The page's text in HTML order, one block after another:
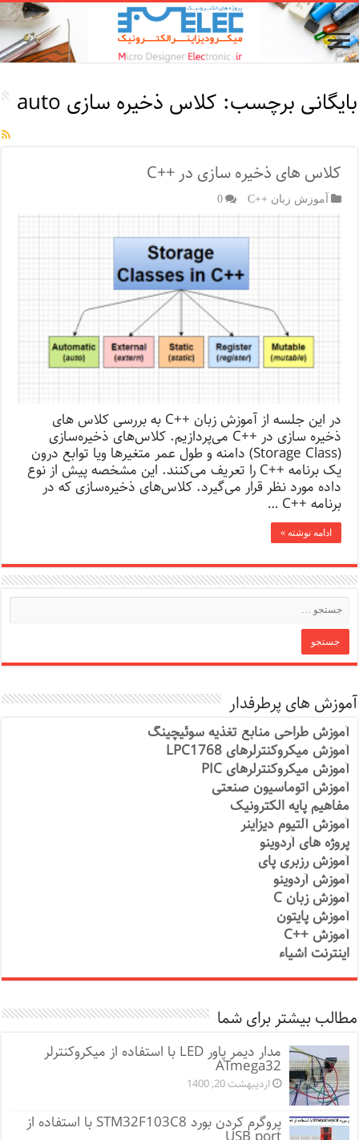
بایگانی برچسب: کلاس ذخیره سازی auto
کلاس های ذخیره سازی در ++C
آموزش زبان ++C 0
در این جلسه از آموزش زبان ++C به بررسی کلاس های
ذخیره سازی در ++C می‌پردازیم. کلاس‌های ذخیره‌سازی
(Storage Class) دامنه و طول عمر متغیرها ویا توابع درون
یک برنامه ++C را تعریف می‌کنند. این مشخصه پیش از نوع
داده مورد نظر قرار می‌گیرد. کلاس‌های ذخیره‌سازی که در
برنامه ++C …
ادامه نوشته »
آموزش های پرطرفدار
آموزش طراحی منابع تغذیه سوئیچینگ
آموزش میکروکنترلرهای LPC1768
آموزش میکروکنترلرهای PIC
آموزش اتوماسیون صنعتی
مفاهیم پایه الکترونیک
آموزش آلتیوم دیزاینر
پروژه های آردوینو
آموزش رزبری پای
آموزش آردوینو
آموزش زبان C
آموزش پایتون
آموزش ++C
اینترنت اشیاء
مطالب بیشتر برای شما
مدار دیمر پاور LED با استفاده از میکروکنترلر
ATmega32
اردیبهشت 20, 1400
پروگرم کردن بورد STM32F103C8 با استفاده از